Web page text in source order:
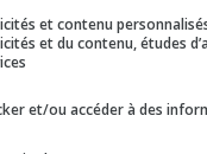
bout de bras ».
les employés
et contenu
et du contenu, études
et/ou accéder à des